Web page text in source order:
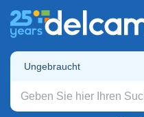
Ungebraucht